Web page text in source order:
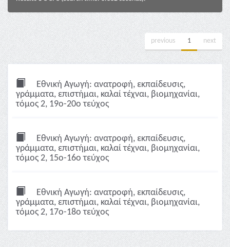
previous 1 next
Εθνική Αγωγή: ανατροφή, εκπαίδευσις,
γράμματα, επιστήμαι, καλαί τέχναι, βιομηχανίαι,
τόμος 2, 19ο-20ο τεύχος
Εθνική Αγωγή: ανατροφή, εκπαίδευσις,
γράμματα, επιστήμαι, καλαί τέχναι, βιομηχανίαι,
τόμος 2, 15ο-16ο τεύχος
Εθνική Αγωγή: ανατροφή, εκπαίδευσις,
γράμματα, επιστήμαι, καλαί τέχναι, βιομηχανίαι,
τόμος 2, 17ο-18ο τεύχος